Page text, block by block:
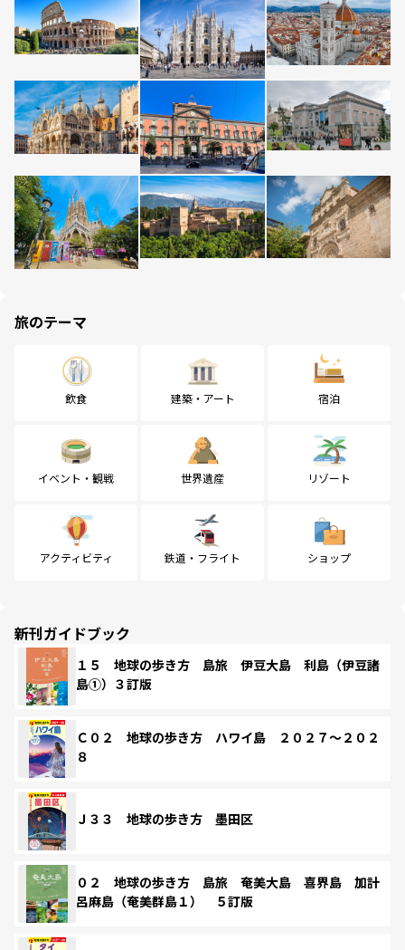
旅のテーマ
飲食 建築・アート 宿泊
イベント・観戦 世界遺産 リゾート
アクティビティ 鉄道・フライト ショップ
新刊ガイドブック
１５ 地球の歩き方 島旅 伊豆大島 利島（伊豆諸
島①）３訂版
Ｃ０２ 地球の歩き方 ハワイ島 ２０２７～２０２
８
Ｊ３３ 地球の歩き方 墨田区
０２ 地球の歩き方 島旅 奄美大島 喜界島 加計
呂麻島（奄美群島１） ５訂版